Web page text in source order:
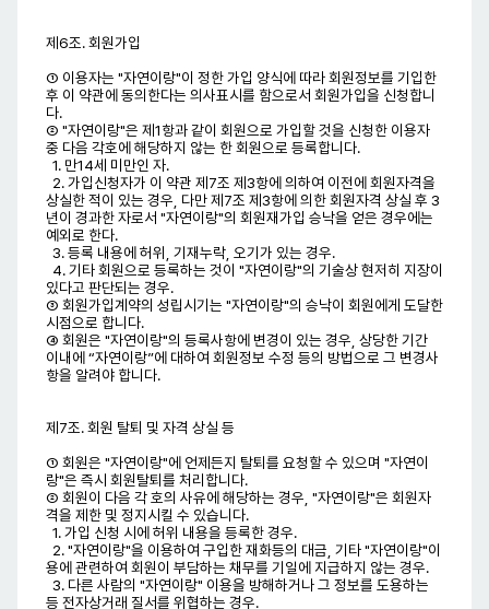
제6조. 회원가입
① 이용자는 "자연이랑"이 정한 가입 양식에 따라 회원정보를 기입한
후 이 약관에 동의한다는 의사표시를 함으로서 회원가입을 신청합니
다.
② "자연이랑"은 제1항과 같이 회원으로 가입할 것을 신청한 이용자
중 다음 각호에 해당하지 않는 한 회원으로 등록합니다.
1. 만14세 미만인 자.
2. 가입신청자가 이 약관 제7조 제3항에 의하여 이전에 회원자격을
상실한 적이 있는 경우, 다만 제7조 제3항에 의한 회원자격 상실 후 3
년이 경과한 자로서 "자연이랑"의 회원재가입 승낙을 얻은 경우에는
예외로 한다.
3. 등록 내용에 허위, 기재누락, 오기가 있는 경우.
4. 기타 회원으로 등록하는 것이 "자연이랑"의 기술상 현저히 지장이
있다고 판단되는 경우.
③ 회원가입계약의 성립시기는 "자연이랑"의 승낙이 회원에게 도달한
시점으로 합니다.
④ 회원은 "자연이랑"의 등록사항에 변경이 있는 경우, 상당한 기간
이내에 “자연이랑”에 대하여 회원정보 수정 등의 방법으로 그 변경사
항을 알려야 합니다.
제7조. 회원 탈퇴 및 자격 상실 등
① 회원은 "자연이랑"에 언제든지 탈퇴를 요청할 수 있으며 "자연이
랑"은 즉시 회원탈퇴를 처리합니다.
② 회원이 다음 각 호의 사유에 해당하는 경우, "자연이랑"은 회원자
격을 제한 및 정지시킬 수 있습니다.
1. 가입 신청 시에 허위 내용을 등록한 경우.
2. "자연이랑"을 이용하여 구입한 재화등의 대금, 기타 "자연이랑"이
용에 관련하여 회원이 부담하는 채무를 기일에 지급하지 않는 경우.
3. 다른 사람의 "자연이랑" 이용을 방해하거나 그 정보를 도용하는
등 전자상거래 질서를 위협하는 경우.